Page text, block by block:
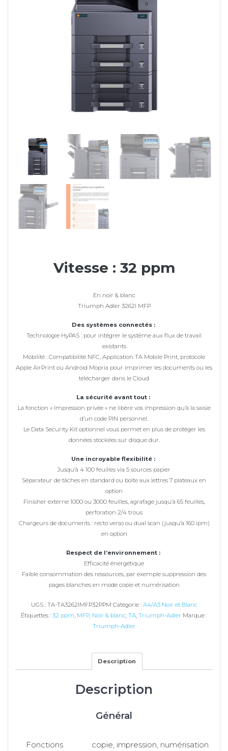
Vitesse : 32 ppm
En noir & blanc
Triumph Adler 3262I MFP
Des systèmes connectés :
Technologie HyPAS : pour intégrer le système aux flux de travail
existants
Mobilité : Compatibilité NFC, Application TA Mobile Print, protocole
Apple AirPrint ou Android Mopria pour imprimer les documents ou les
télécharger dans le Cloud
La sécurité avant tout :
La fonction « Impression privée » ne libère vos impression qu’à la saisie
d’un code PIN personnel.
Le Data Security Kit optionnel vous permet en plus de protéger les
données stockées sur disque dur.
Une incroyable flexibilité :
Jusqu’à 4 100 feuilles via 5 sources papier
Séparateur de tâches en standard ou boîte aux lettres 7 plateaux en
option
Finisher externe 1000 ou 3000 feuilles, agrafage jusqu’à 65 feuilles,
perforation 2/4 trous
Chargeurs de documents : recto verso ou dual scan (jusqu’à 160 ipm)
en option
Respect de l’environnement :
Efficacité énergétique
Faible consommation des ressources, par exemple suppression des
pages blanches en mode copie et numérisation
UGS : TA-TA3262IMFP32PPM Catégorie : A4/A3 Noir et Blanc
Étiquettes : 32 ppm, MFP, Noir & blanc, TA, Triumph-Adler Marque :
Triumph-Adler
Description
Description
Général
Fonctions
copie, impression, numérisation